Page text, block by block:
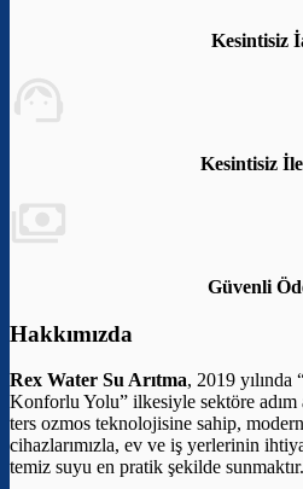
Kesintisiz
Kesintisiz
Güvenli
Hakkımızda
Rex Water Su Arıtma, 2019 yılında
Konforlu Yolu” ilkesiyle sektöre
ters ozmos teknolojisine sahip, modern
cihazlarımızla, ev ve iş yerlerinin
temiz suyu en pratik şekilde sunmaktır.